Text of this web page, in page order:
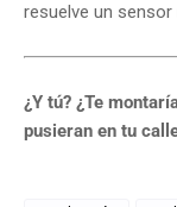
resuelve un sensor
¿Y tú? ¿Te
pusieran en tu